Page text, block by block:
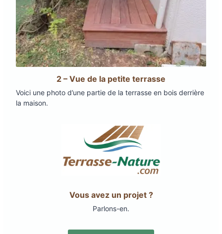
2 – Vue de la petite terrasse
Voici une photo d’une partie de la terrasse en bois derrière
la maison.
Vous avez un projet ?
Parlons-en.